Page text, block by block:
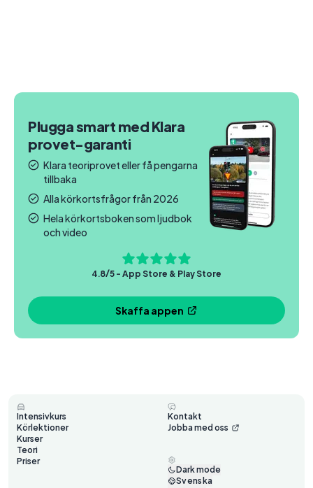
Plugga smart med Klara
provet-garanti
Klara teoriprovet eller få pengarna
tillbaka
Alla körkortsfrågor från 2026
Hela körkortsboken som ljudbok
och video
4.8/5 - App Store & Play Store
Skaffa appen
Intensivkurs
Körlektioner
Kurser
Teori
Priser
Kontakt
Jobba med oss
Dark mode
Svenska